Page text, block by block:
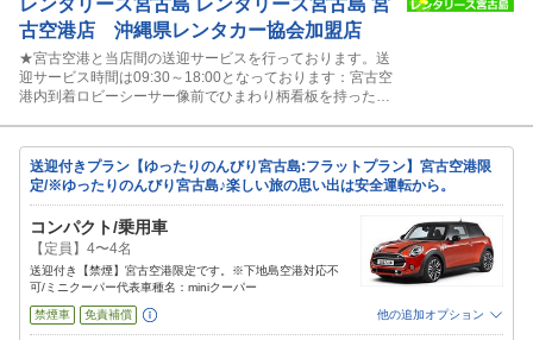
レンタリース宮古島 レンタリース宮古島 宮
古空港店 沖縄県レンタカー協会加盟店
★宮古空港と当店間の送迎サービスを行っております。送
迎サービス時間は09:30～18:00となっております：宮古空
港内到着ロビーシーサー像前でひまわり柄看板を持ったス
送迎付きプラン【ゆったりのんびり宮古島:フラットプラン】宮古空港限
定/※ゆったりのんびり宮古島♪楽しい旅の思い出は安全運転から。
コンパクト/乗用車
【定員】4〜4名
送迎付き【禁煙】宮古空港限定です。※下地島空港対応不
可/ミニクーパー代表車種名：miniクーパー
禁煙車 免責補償 他の追加オプション